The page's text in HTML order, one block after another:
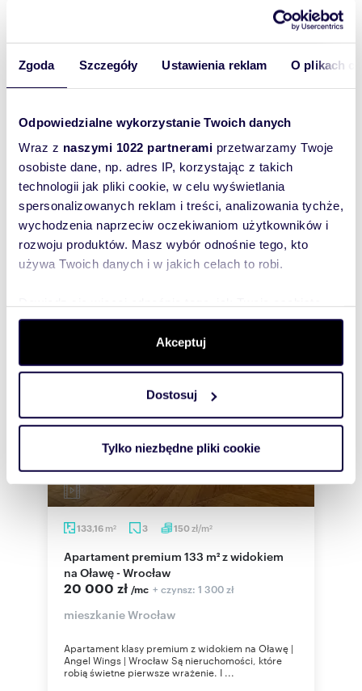
Zgoda Szczegóły Ustawienia reklam O plikach
Odpowiedzialne wykorzystanie Twoich danych
Wraz z naszymi 1022 partnerami przetwarzamy Twoje
osobiste dane, np. adres IP, korzystając z takich
technologii jak pliki cookie, w celu wyświetlania
spersonalizowanych reklam i treści, analizowania tychże,
wychodzenia naprzeciw oczekiwaniom użytkowników i
rozwoju produktów. Masz wybór odnośnie tego, kto
używa Twoich danych i w jakich celach to robi.
dane są przetwarzane oraz ustaw własne preferencje w
. W Deklaracji plików cookie możesz
zmienić lub wycofać swoją zgodę w dowolnej chwili.
Wykorzystujemy pliki cookie do spersonalizowania treści
i reklam, aby oferować funkcje społecznościowe i
korzystasz z naszej witryny, udostępniamy partnerom
Partnerzy mogą połączyć te informacje z innymi danymi
korzystania z ich usług.
Akceptuj
Dostosuj
Tylko niezbędne pliki cookie
46m2 2 74zł/m2
balkonem i garażem polecam
3 400 zł/mc + czynsz: 720 zł
mieszkanie Wrocław
Polecam do wynajęcia przepiękny, gotowy do
wprowadzenia Apartament na Księcia Witolda ! !!
Oferta na wyłączność !! Tylko w naszy...
WYRÓŻNIONE
133,16 m2 3 150zł/m2
Apartament premium 133 m² z widokiem
na Oławę - Wrocław
20 000 zł /mc + czynsz: 1 300 zł
mieszkanie Wrocław
Apartament klasy premium z widokiem na Oławę |
Angel Wings | Wrocław Są nieruchomości, które
robią świetne pierwsze wrażenie. I ...